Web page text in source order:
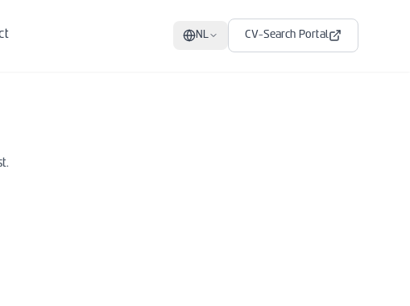
NL CV-Search Portal